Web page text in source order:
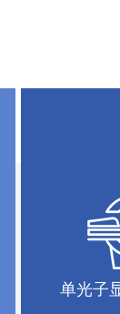
单光子